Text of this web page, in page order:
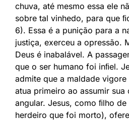
chuva, até mesmo essa ele
sobre tal vinhedo, para que
6). Essa é a punição para a
justiça, exerceu a opressão.
Deus é inabalável. A
que o ser humano foi inﬁel.
admite que a maldade
atua primeiro ao assumir
angular. Jesus, como ﬁlho
herdeiro que foi morto),